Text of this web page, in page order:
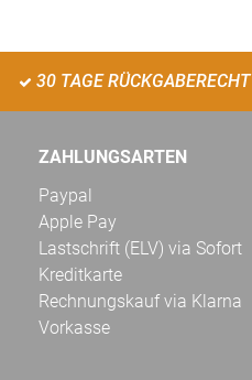
30 TAGE RÜCKGABERECHT
ZAHLUNGSARTEN
Paypal
Apple Pay
Lastschrift (ELV) via Sofort
Kreditkarte
Rechnungskauf via Klarna
Vorkasse